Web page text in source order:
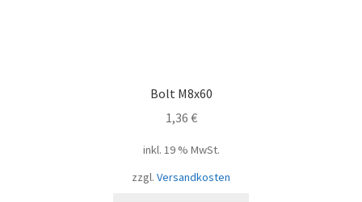
Bolt M8x60
1,36 €
inkl. 19 % MwSt.
zzgl. Versandkosten